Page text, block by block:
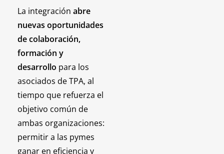
La integraciónabre
nuevas oportunidades
de colaboración,
formación y
desarrollo para los
asociados de TPA, al
tiempo que refuerza el
objetivo común de
ambas organizaciones:
permitir a las pymes
ganar en eficiencia y